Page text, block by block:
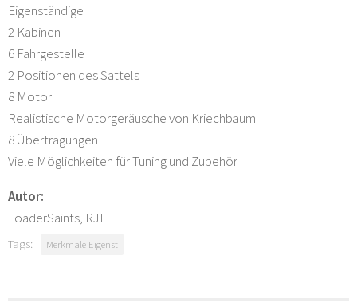
Eigenständige
2 Kabinen
6 Fahrgestelle
2 Positionen des Sattels
8 Motor
Realistische Motorgeräusche von Kriechbaum
8 Übertragungen
Viele Möglichkeiten für Tuning und Zubehör
Autor:
LoaderSaints, RJL
Tags: Merkmale Eigenst